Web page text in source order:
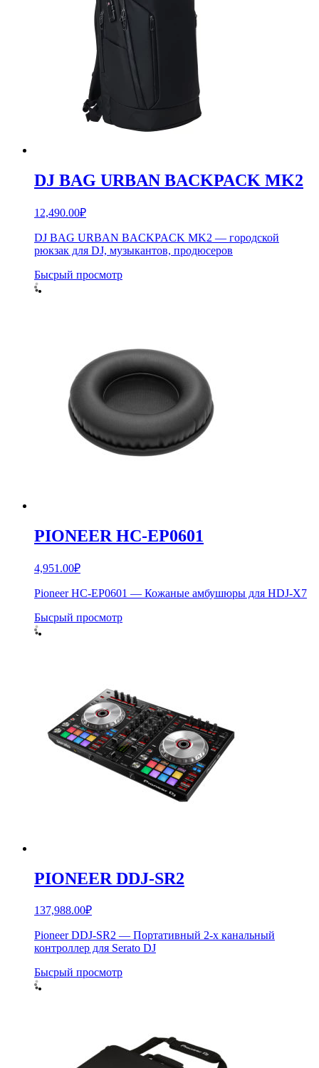
DJ BAG URBAN BACKPACK MK2
12,490.00₽
DJ BAG URBAN BACKPACK MK2 — городской
рюкзак для DJ, музыкантов, продюсеров
Бысрый просмотр
PIONEER HC-EP0601
4,951.00₽
Pioneer HC-EP0601 — Кожаные амбушюры для HDJ-X7
Бысрый просмотр
PIONEER DDJ-SR2
137,988.00₽
Pioneer DDJ-SR2 — Портативный 2-х канальный
контроллер для Serato DJ
Бысрый просмотр